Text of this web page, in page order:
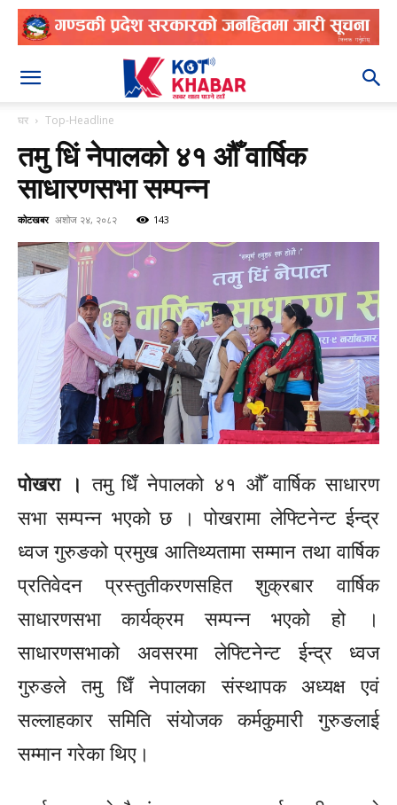
घर Top-Headline
तमु धिं नेपालको ४१ औँ वार्षिक
साधारणसभा सम्पन्न
कोटखबर अशोज २४, २०८२ 143
पोखरा । तमुधिँनेपालको ४१ औँवार्षिकसाधारण
सभा सम्पन्न भएको छ । पोखरामा लेफ्टिनेन्टईन्द्र
ध्वज गुरुङको प्रमुख आतिथ्यतामासम्मान तथावार्षिक
प्रतिवेदनप्रस्तुतीकरणसहित शुक्रबार
वार्षिक
साधारणसभा कार्यक्रम सम्पन्न भएको हो ।
साधारणसभाको अवसरमा लेफ्टिनेन्टईन्द्रध्वज
गुरुङले तमुधिँनेपालका संस्थापक अध्यक्ष एवं
सल्लाहकार समिति संयोजककर्मकुमारीगुरुङलाई
सम्मान गरेका थिए।